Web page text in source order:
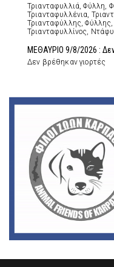
Τριανταφυλλιά, Φύλλη,
Τριανταφυλλένια,
Τριανταφύλλης, Φύλλης,
Τριανταφυλλίνος,
ΜΕΘΑΥΡΙΟ 9/8/2026 :
Δεν βρέθηκαν γιορτές